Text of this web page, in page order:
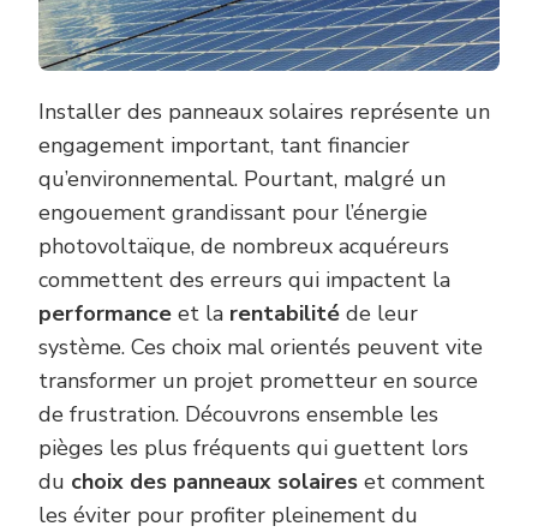
Installer des panneaux solaires représente un
engagement important, tant financier
qu’environnemental. Pourtant, malgré un
engouement grandissant pour l’énergie
photovoltaïque, de nombreux acquéreurs
commettent des erreurs qui impactent la
performance et la rentabilité de leur
système. Ces choix mal orientés peuvent vite
transformer un projet prometteur en source
de frustration. Découvrons ensemble les
pièges les plus fréquents qui guettent lors
du choix des panneaux solaires et comment
les éviter pour profiter pleinement du